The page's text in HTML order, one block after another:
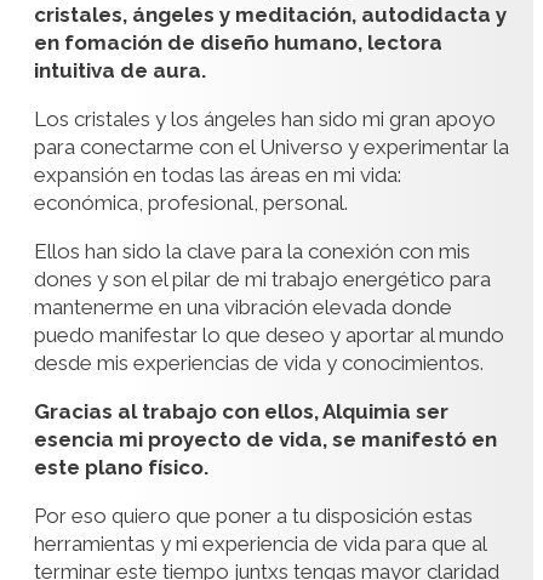
cristales, ángeles y meditación, autodidacta y
en fomación de diseño humano, lectora
intuitiva de aura.
Los cristales y los ángeles han sido mi gran apoyo
para conectarme con el Universo y experimentar la
expansión en todas las áreas en mi vida:
económica, profesional, personal.
Ellos han sido la clave para la conexión con mis
dones y son el pilar de mi trabajo energético para
mantenerme en una vibración elevada donde
puedo manifestar lo que deseo y aportar al mundo
desde mis experiencias de vida y conocimientos.
Gracias al trabajo con ellos, Alquimia ser
esencia mi proyecto de vida, se manifestó en
este plano físico.
Por eso quiero que poner a tu disposición estas
herramientas y mi experiencia de vida para que al
terminar este tiempo juntxs tengas mayor claridad